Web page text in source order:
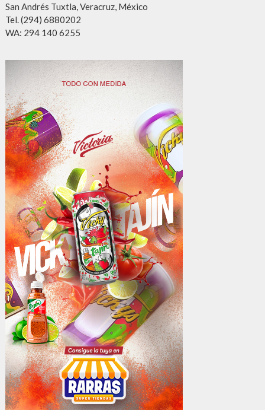
San Andrés Tuxtla, Veracruz, México
Tel. (294) 6880202
WA: 294 140 6255